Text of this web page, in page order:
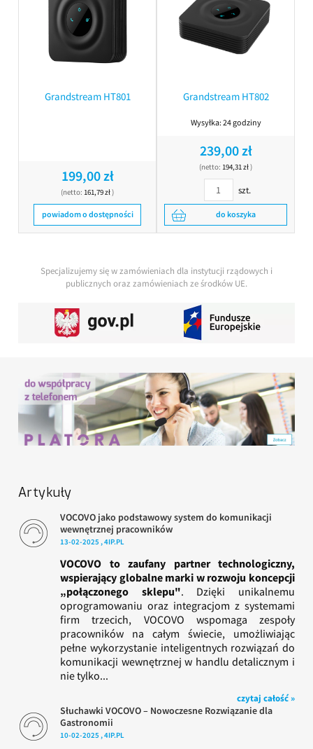
Grandstream HT801
199,00 zł
(netto: 161,79 zł)
powiadom o dostępności
Grandstream HT802
Wysyłka:24 godziny
239,00 zł
(netto: 194,31 zł)
szt.
do koszyka
Specjalizujemy się w zamówieniach dla instytucji rządowych i
publicznych oraz zamówieniach ze środków UE.
Artykuły
VOCOVO jako podstawowy system do komunikacji
wewnętrznej pracowników
13-02-2025 , 4IP.PL
VOCOVO to zaufany partner technologiczny,
wspierający globalne marki w rozwoju koncepcji
„połączonego sklepu". Dzięki unikalnemu
oprogramowaniu oraz integracjom z systemami
firm trzecich, VOCOVO wspomaga zespoły
pracowników na całym świecie, umożliwiając
pełne wykorzystanie inteligentnych rozwiązań do
komunikacji wewnętrznej w handlu detalicznym i
nie tylko...
czytaj całość »
Słuchawki VOCOVO – Nowoczesne Rozwiązanie dla
Gastronomii
10-02-2025 , 4IP.PL